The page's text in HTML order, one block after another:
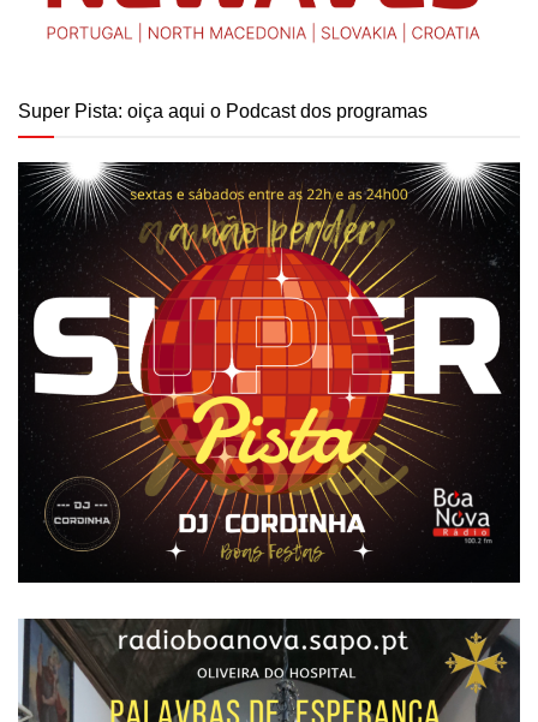
Super Pista: oiça aqui o Podcast dos programas